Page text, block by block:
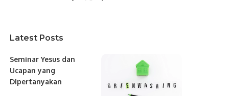
Latest Posts
Seminar Yesus dan
Ucapan yang
Dipertanyakan